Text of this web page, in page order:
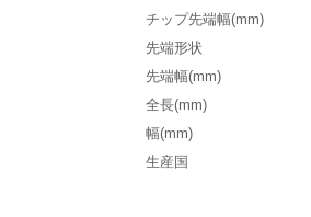
チップ先端幅(mm)
先端形状
先端幅(mm)
全長(mm)
幅(mm)
生産国